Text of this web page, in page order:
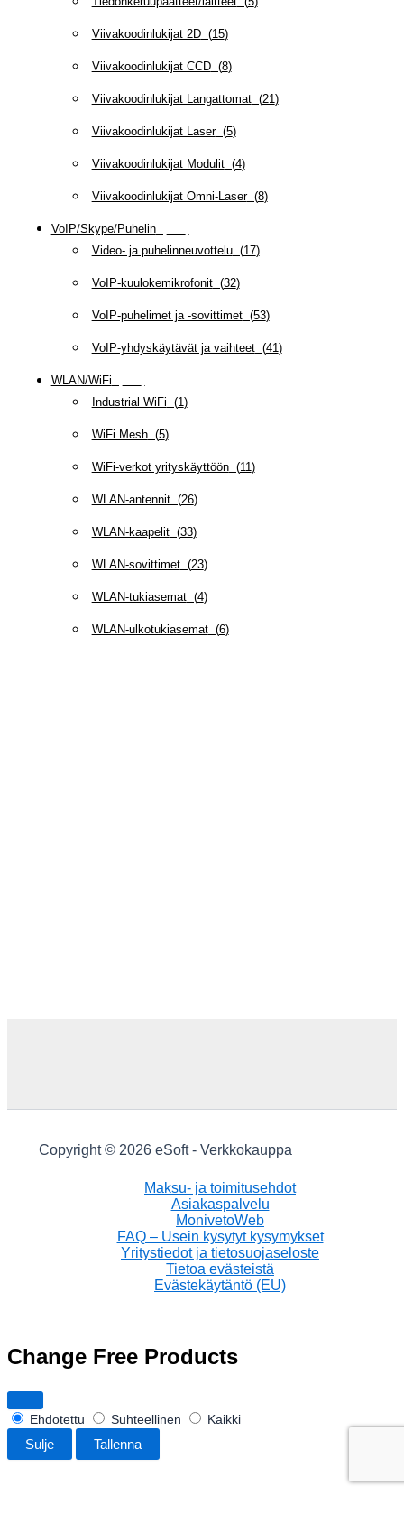
Viivakoodinlukijat 2D(15)
Viivakoodinlukijat CCD(8)
Viivakoodinlukijat Langattomat(21)
Viivakoodinlukijat Laser(5)
Viivakoodinlukijat Modulit(4)
Viivakoodinlukijat Omni-Laser(8)
VoIP/Skype/Puhelin(
Video- ja puhelinneuvottelu(17)
VoIP-kuulokemikrofonit(32)
VoIP-puhelimet ja -sovittimet(53)
VoIP-yhdyskäytävät ja vaihteet(41)
WLAN/WiFi
Industrial WiFi (1)
WiFi Mesh(5)
WiFi-verkot yrityskäyttöön(11)
WLAN-antennit(26)
WLAN-kaapelit(33)
WLAN-sovittimet(23)
WLAN-tukiasemat(4)
WLAN-ulkotukiasemat(6)
Copyright © 2026 eSoft - Verkkokauppa
Maksu- ja toimitusehdot
Asiakaspalvelu
MonivetoWeb
FAQ – Usein kysytyt kysymykset
Yritystiedot ja tietosuojaseloste
Tietoa evästeistä
Evästekäytäntö (EU)
Change Free Products
Ehdotettu Suhteellinen Kaikki
Sulje Tallenna